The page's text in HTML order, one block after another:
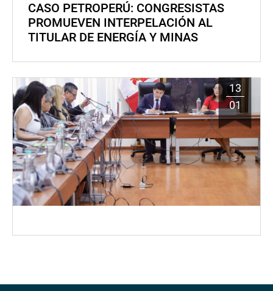
CASO PETROPERÚ: CONGRESISTAS
PROMUEVEN INTERPELACIÓN AL
TITULAR DE ENERGÍA Y MINAS
13
01